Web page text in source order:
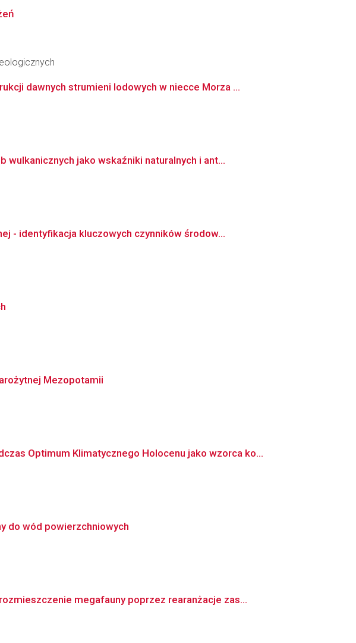
dawnych strumieni lodowych w niecce Morza ...
jako wskaźniki naturalnych i ant...
- identyfikacja kluczowych czynników środow...
Mezopotamii
Optimum Klimatycznego Holocenu jako wzorca ko...
do wód powierzchniowych
megafauny poprzez rearanżacje zas...